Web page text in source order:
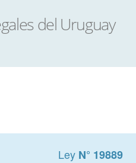
Ley N° 19889